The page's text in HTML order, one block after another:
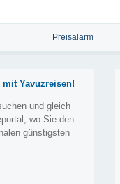
Preisalarm
Yavuzreisen!
und gleich
wo Sie den
günstigsten